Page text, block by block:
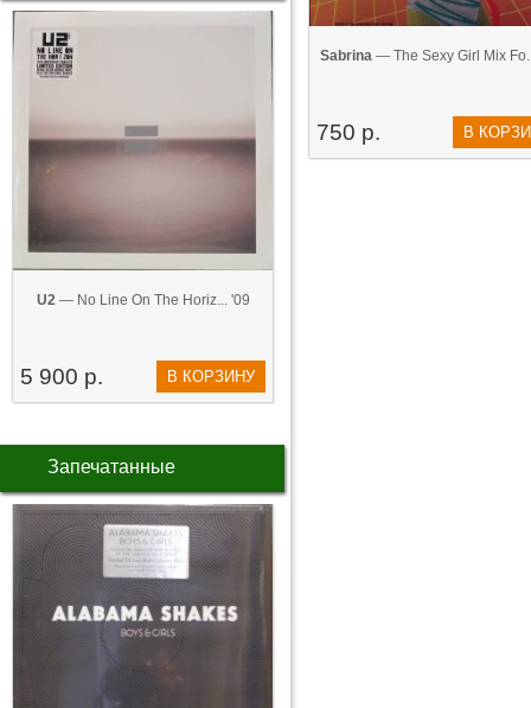
U2— No Line On The Horiz... '09
5 900 р. В КОРЗИНУ
Запечатанные
Sabrina— The Sexy Girl Mix
750 р. В